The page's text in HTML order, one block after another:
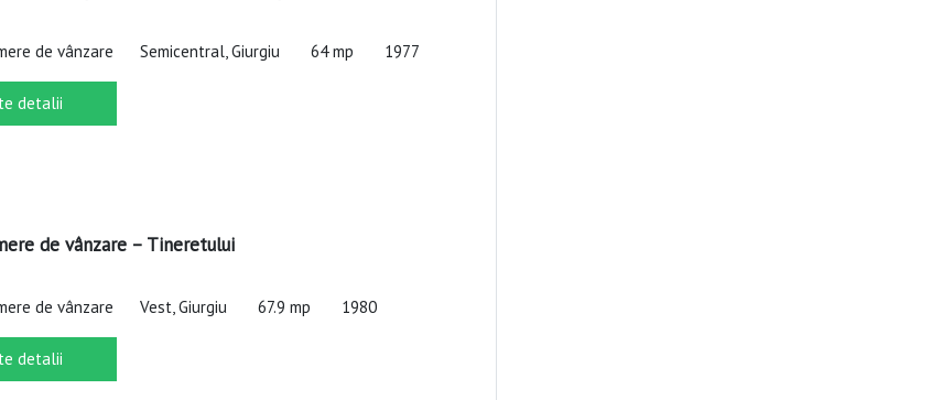
de vânzare Semicentral, Giurgiu 64 mp 1977
detalii
de vânzare – Tineretului
de vânzare Vest, Giurgiu 67.9 mp 1980
detalii